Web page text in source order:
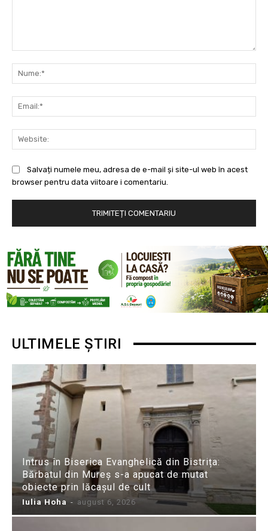
Salvați numele meu, adresa de e-mail și site-ul web în acest
browser pentru data viitoare i comentariu.
ULTIMELE ȘTIRI
Intrus în Biserica Evanghelică din Bistrița:
Bărbatul din Mureș s-a apucat de mutat
obiecte prin lăcașul de cult
Iulia Hoha - august 6, 2026